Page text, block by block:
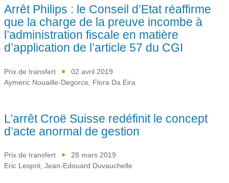
Arrêt Philips : le Conseil d’Etat réaffirme
que la charge de la preuve incombe à
l’administration fiscale en matière
d’application de l’article 57 du CGI
Prix de transfert
02 avril 2019
Aymeric Nouaille-Degorce Flora Da Eira
L’arrêt Croë Suisse redéfinit le concept
d’acte anormal de gestion
Prix de transfert
28 mars 2019
Eric Lesprit, Jean-Edouard Duvauchelle